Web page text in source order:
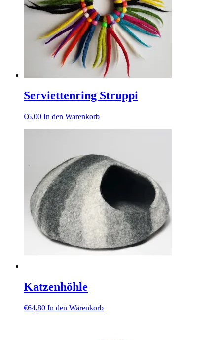
Serviettenring Struppi
€6,00 In den Warenkorb
Katzenhöhle
€64,80 In den Warenkorb